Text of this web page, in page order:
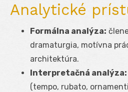
Analytické
Formálna analýza:
dramaturgia, motívna
architektúra.
Interpretačná analýza:
(tempo, rubato,